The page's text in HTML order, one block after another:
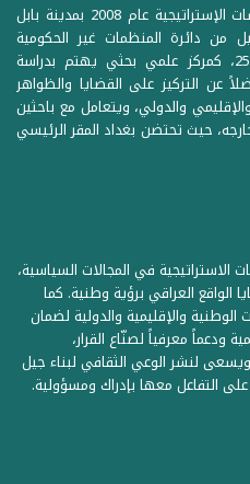
تأسس مركز حمورابي للبحوث والدراسات الإستراتيجية عام 2008 بمدينة بابل
دائرة المنظمات غير الحكومية
المرقمة ((1Z71874 بتاريخ 25/12/2012، كمركز علمي بحثي يهتم بدراسة
عن التركيز على القضايا والظواهر
والدولي، ويتعامل مع باحثين
حيث تحتضن بغداد المقر الرئيسي
الاستراتيجية في المجالات السياسية،
الواقع العراقي برؤية وطنية. كما
والإقليمية والدولية لضمان
ودعماً معرفياً لصنّاع القرار،
لنشر الوعي الثقافي لبناء جيل
على التفاعل معها بإدراك ومسؤولية.